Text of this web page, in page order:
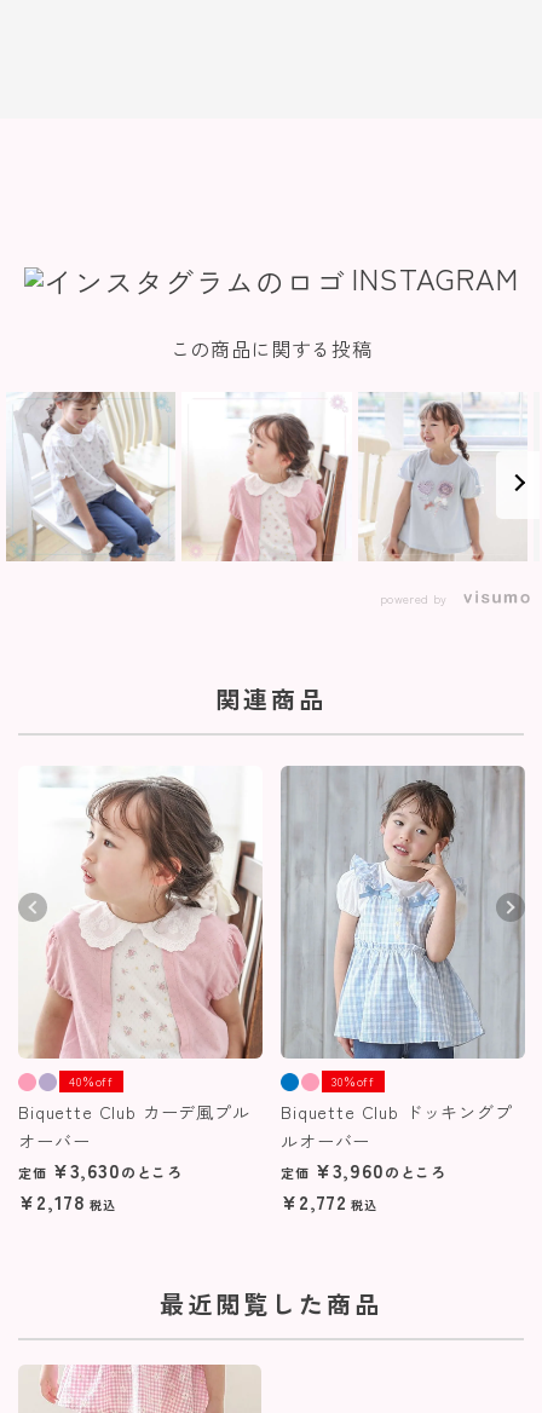
INSTAGRAM
この商品に関する投稿
powered by
関連商品
40％off
Biquette Club カーデ風プル
オーバー
定価 ¥3,630のところ
¥2,178 税込
30％off
Biquette Club ドッキングプ
ルオーバー
定価 ¥3,960のところ
¥2,772 税込
最近閲覧した商品